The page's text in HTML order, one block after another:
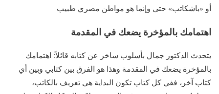
أو «باشكاتب» حتى وإنما هو مواطن مصري طبيب
اهتمامك بالمؤخرة يضعك في المقدمة
يتحدث الدكتور جمال بأسلوب ساخر عن كتابه قائلاً: اهتمامك
بالمؤخرة يضعك في المقدمة وهذا هو الفرق بين كتابي وبين أي
كتاب آخر، ففي كل كتاب تكون البداية هي تعريف بالكاتب،